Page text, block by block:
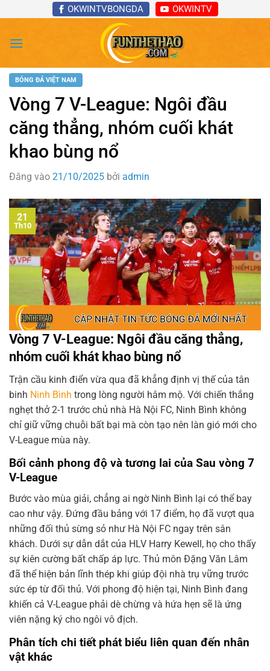
nội
OKWINTVBONGDA OKWINTV
BÓNG ĐÁ VIỆT NAM
Vòng 7 V-League: Ngôi đầu
căng thẳng, nhóm cuối khát
khao bùng nổ
Đăng vào 21/10/2025 bởi admin
21
Th10
Vòng 7 V-League: Ngôi đầu căng thẳng,
nhóm cuối khát khao bùng nổ
Trận cầu kinh điển vừa qua đã khẳng định vị thế của tân
binh Ninh Bình trong lòng người hâm mộ. Với chiến thắng
nghẹt thở 2-1 trước chủ nhà Hà Nội FC, Ninh Bình không
chỉ giữ vững chuỗi bất bại mà còn tạo nên làn gió mới cho
V-League mùa này.
Bối cảnh phong độ và tương lai của Sau vòng 7
V-League
Bước vào mùa giải, chẳng ai ngờ Ninh Bình lại có thể bay
cao như vậy. Đứng đầu bảng với 17 điểm, họ đã vượt qua
những đối thủ sừng sỏ như Hà Nội FC ngay trên sân
khách. Dưới sự dẫn dắt của HLV Harry Kewell, họ cho thấy
sự kiên cường bất chấp áp lực. Thủ môn Đặng Văn Lâm
đã thể hiện bản lĩnh thép khi giúp đội nhà trụ vững trước
sức ép từ đối thủ. Với phong độ hiện tại, Ninh Bình đang
khiến cả V-League phải dè chừng và hứa hẹn sẽ là ứng
viên nặng ký cho ngôi vô địch.
Phân tích chi tiết phát biểu liên quan đến nhân
vật khác